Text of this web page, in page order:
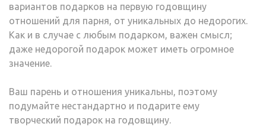
вариантов подарков на первую годовщину
отношений для парня, от уникальных до недорогих.
Как и в случае с любым подарком, важен смысл;
даже недорогой подарок может иметь огромное
значение.
Ваш парень и отношения уникальны, поэтому
подумайте нестандартно и подарите ему
творческий подарок на годовщину.